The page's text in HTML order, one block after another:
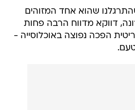
שהוא אחד המזוהים
דווקא מדווח הרבה פחות
הפכה נפוצה באוכלוסייה -